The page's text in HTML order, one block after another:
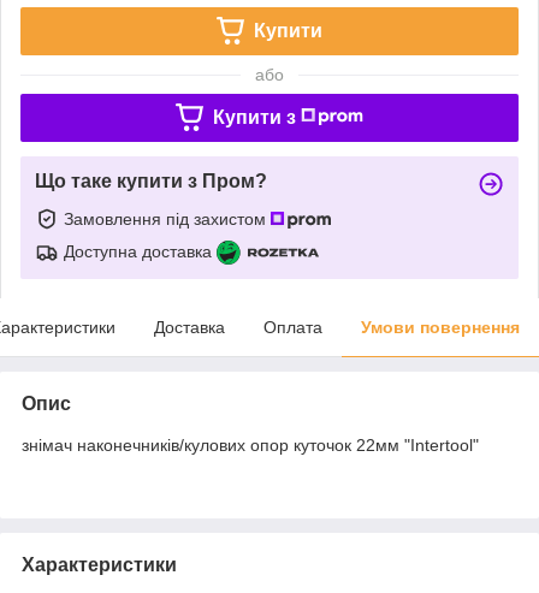
Купити
або
Купити з
Що таке купити з Пром?
Замовлення під захистом
Доступна доставка
Доставка Оплата Умови повернення
Опис
знімач наконечників/кулових опор куточок 22мм "Intertool"
Характеристики